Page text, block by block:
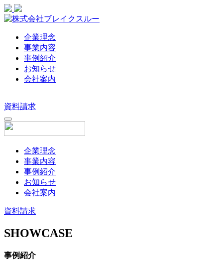
企業理念
事業内容
事例紹介
お知らせ
会社案内
資料請求
企業理念
事業内容
事例紹介
お知らせ
会社案内
資料請求
SHOWCASE
事例紹介